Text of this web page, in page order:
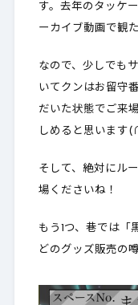
す。去年のタッケ
ーカイブ動画で観
なので、少しでも
いてクンはお留守
だいた状態でご来
しめると思いま
そして、 絶対にル
場くださいね！
もう1つ、巷では「
どのグッズ販売の